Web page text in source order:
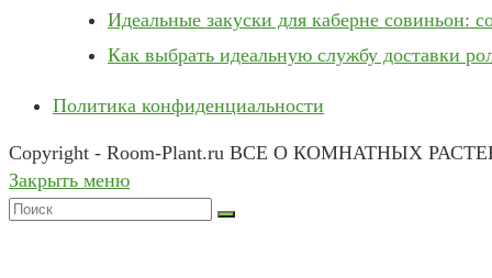
Идеальные закуски для каберне совиньон:
Как выбрать идеальную службу доставки
Политика конфиденциальности
Copyright - Room-Plant.ru ВСЕ О КОМНАТНЫХ
Закрыть меню